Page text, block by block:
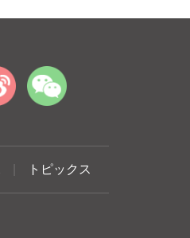
トピックス